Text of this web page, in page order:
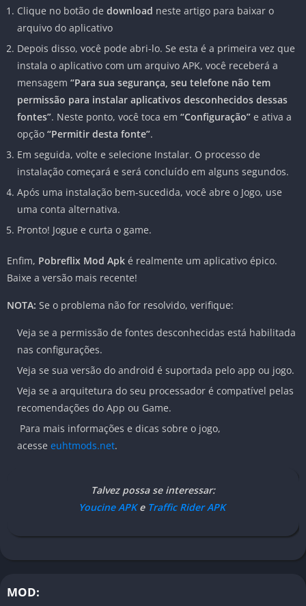
Clique no botão de download neste artigo para baixar o
arquivo do aplicativo
Depois disso, você pode abri-lo. Se esta é a primeira vez que
instala o aplicativo com um arquivo APK, você receberá a
mensagem “Para sua segurança, seu telefone não tem
permissão para instalar aplicativos desconhecidos dessas
fontes”. Neste ponto, você toca em “Configuração” e ativa a
opção “Permitir desta fonte”.
Em seguida, volte e selecione Instalar. O processo de
instalação começará e será concluído em alguns segundos.
Após uma instalação bem-sucedida, você abre o Jogo, use
uma conta alternativa.
Pronto! Jogue e curta o game.
Enfim, Pobreflix Mod Apk é realmente um aplicativo épico.
Baixe a versão mais recente!
NOTA: Se o problema não for resolvido, verifique:
Veja se a permissão de fontes desconhecidas está habilitada
nas configurações.
Veja se sua versão do android é suportada pelo app ou jogo.
Veja se a arquitetura do seu processador é compatível pelas
recomendações do App ou Game.
Para mais informações e dicas sobre o jogo,
acesse euhtmods.net.
Talvez possa se interessar:
Youcine APKe Traffic Rider APK
MOD: